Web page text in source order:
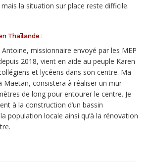
la situation sur place reste difficile.
Thaïlande :
Antoine, missionnaire envoyé par les MEP
2018, vient en aide au peuple Karen
et lycéens dans son centre. Ma
Maetan, consistera à réaliser un mur
de long pour entourer le centre. Je
à la construction d’un bassin
population locale ainsi qu’à la rénovation